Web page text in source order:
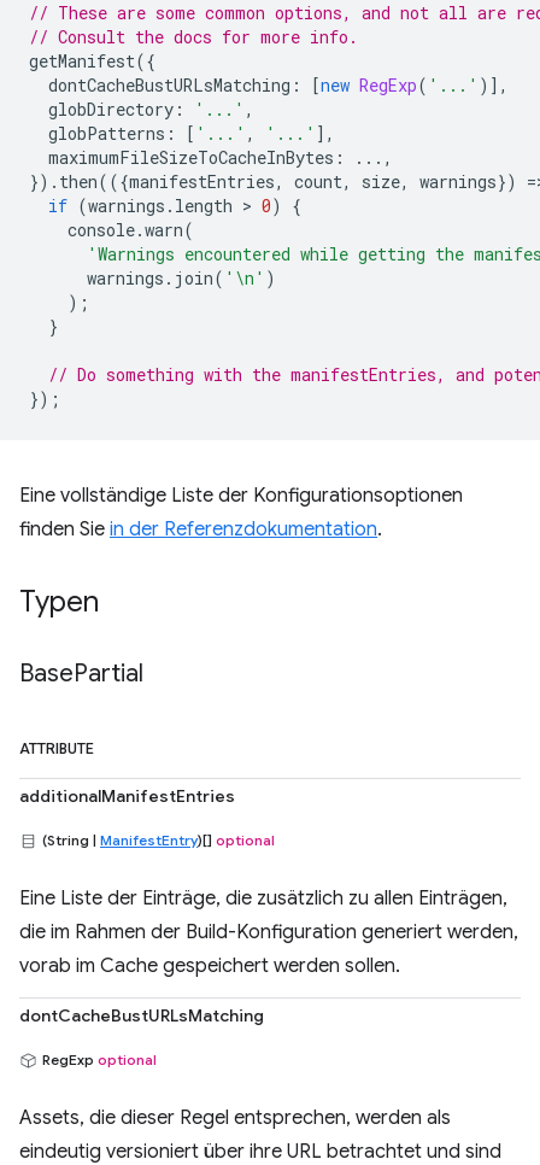
// These are some common options, and not all are
// Consult the docs for more info.
getManifest({
dontCacheBustURLsMatching : [new RegExp( '...' )],
globDirectory : '...' ,
globPatterns : [ '...' , '...' ],
maximumFileSizeToCacheInBytes :
...,
}). then(({manifestEntries, count, size, warnings}) =
if (warnings . length > 0)
{
console.warn(
'Warnings encountered while getting the
warnings . join( '\n' )
);
}
// Do something with the manifestEntries, and
});
Eine vollständige Liste der Konfigurationsoptionen
finden Sie in der Referenzdokumentation.
Typen
BasePartial
ATTRIBUTE
additionalManifestEntries
(String | ManifestEntry)[] optional
Eine Liste der Einträge, die zusätzlich zu allen Einträgen,
die im Rahmen der Build-Konfiguration generiert werden,
vorab im Cache gespeichert werden sollen.
dontCacheBustURLsMatching
RegExp optional
Assets, die dieser Regel entsprechen, werden als
eindeutig versioniert über ihre URL betrachtet und sind